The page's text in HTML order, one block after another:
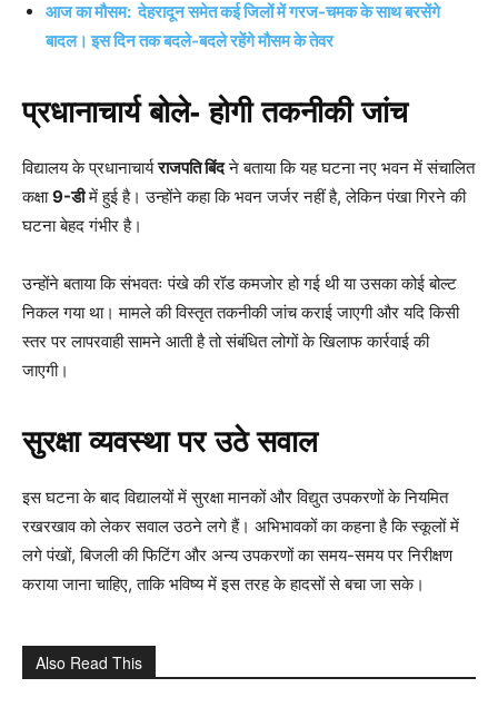
आज का मौसम: देहरादून समेत कई जिलों में गरज-चमक के साथ बरसेंगे
बादल। इस दिन तक बदले-बदले रहेंगे मौसम के तेवर
प्रधानाचार्य बोले- होगी तकनीकी जांच
विद्यालय के प्रधानाचार्यराजपति बिंदने बताया कि यह घटना नए भवन में संचालित
कक्षा9-डीमें हुई है। उन्होंने कहा कि भवन जर्जर नहीं है, लेकिन पंखा गिरने की
घटना बेहद गंभीर है।
उन्होंने बताया कि संभवतः पंखे की रॉड कमजोर हो गई थी या उसका कोई बोल्ट
निकल गया था। मामले की विस्तृत तकनीकी जांच कराई जाएगी और यदि किसी
स्तर पर लापरवाही सामने आती है तो संबंधित लोगों के खिलाफ कार्रवाई की
जाएगी।
सुरक्षा व्यवस्था पर उठे सवाल
इस घटना के बाद विद्यालयों में सुरक्षा मानकों और विद्युत उपकरणों के नियमित
रखरखाव को लेकर सवाल उठने लगे हैं। अभिभावकों का कहना है कि स्कूलों में
लगे पंखों, बिजली की फिटिंग और अन्य उपकरणों का समय-समय पर निरीक्षण
कराया जाना चाहिए, ताकि भविष्य में इस तरह के हादसों से बचा जा सके।
Also Read This